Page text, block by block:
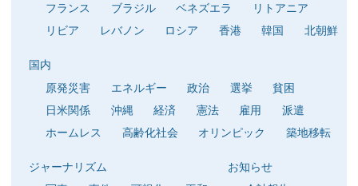
フランス
ブラジル ベネズエラ
リトアニア
リビア
レバノン ロシア 香港 韓国 北朝鮮
国内
原発災害
エネルギー 政治 選挙
貧困
日米関係
沖縄 経済 憲法 雇用
派遣
ホームレス
高齢化社会 オリンピック 築地移転
ジャーナリズム
お知らせ